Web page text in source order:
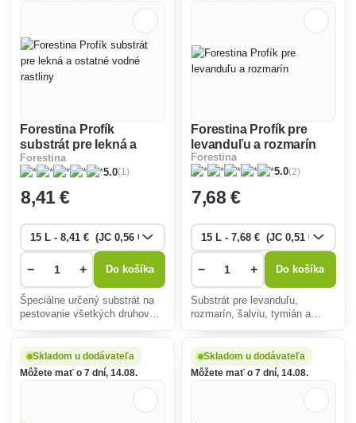
Forestina Profík
substrát pre lekná a
ostatné vodné rastliny
Forestina
5.0(1)
8,41 €
− + Do košíka
Špeciálne určený substrát na
pestovanie všetkých druhov
Forestina Profík pre
levanduľu a rozmarín
Forestina
5.0(2)
7,68 €
− + Do košíka
Substrát pre levanduľu,
rozmarín, šalviu, tymián a
rašelín, lávy, tehlovej drviny,
kremičitého piesku, drveného
Skladom u dodávateľa
Môžete mať o 7 dní, 14.08.
Skladom u dodávateľa
Môžete mať o 7 dní, 14.08.